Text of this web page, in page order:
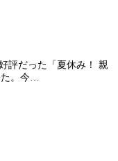
評だった「夏休み！ 親
た。今…